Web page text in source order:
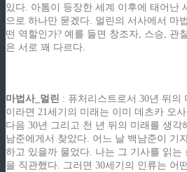
있다. 아톰이 등장한 세계 이후에 태어난
으로 하나만 묻겠다. 멀린의 서사에서 마
떤 역할인가? 예를 들면 창조자, 스승, 관
은 서로 꽤 다르다.
마법사_멀린 : 퓨처리스트로서 30년 뒤의
이라면 21세기의 미래는 이미 데츠카 오
다음 30년 그리고 천 년 뒤의 미래를 생각
남준에게서 찾았다. 어느 날 백남준이 기
하고 있을까 물었다. 나는 그 기사를 읽는
을 직관했다. 그러면 30세기의 인류는 어